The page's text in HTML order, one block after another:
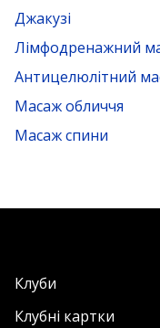
Джакузі
Лімфодренажний
Антицелюлітний
Масаж обличчя
Масаж спини
Клуби
Клубні картки